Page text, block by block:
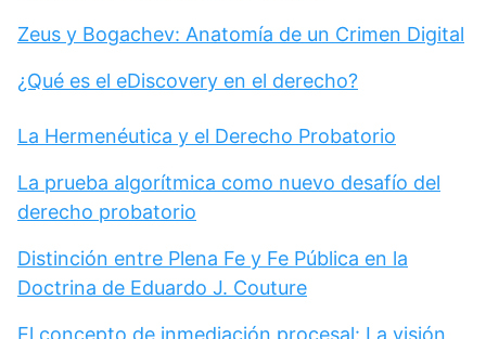
Zeus y Bogachev: Anatomía de un Crimen Digital
¿Qué es el eDiscovery en el derecho?
La Hermenéutica y el Derecho Probatorio
La prueba algorítmica como nuevo desafío del
derecho probatorio
Distinción entre Plena Fe y Fe Pública en la
Doctrina de Eduardo J. Couture
El concepto de inmediación procesal: La visión